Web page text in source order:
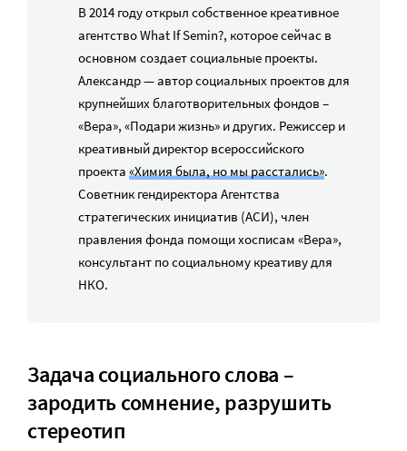
В 2014 году открыл собственное креативное
агентство What If Semin?, которое сейчас в
основном создает социальные проекты.
Александр — автор социальных проектов для
крупнейших благотворительных фондов –
«Вера», «Подари жизнь» и других. Режиссер и
креативный директор всероссийского
проекта «Химия была, но мы расстались».
Советник гендиректора Агентства
стратегических инициатив (АСИ), член
правления фонда помощи хосписам «Вера»,
консультант по социальному креативу для
НКО.
Задача социального слова –
зародить сомнение, разрушить
стереотип